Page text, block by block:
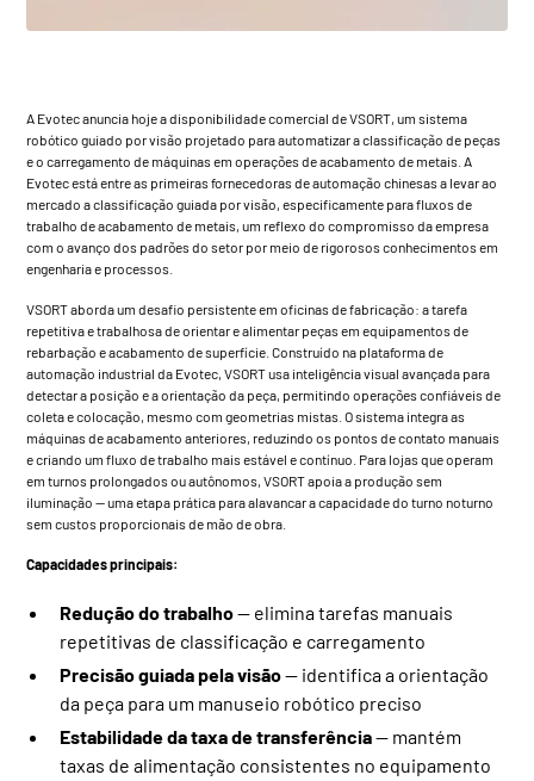
A Evotec anuncia hoje a disponibilidade comercial deVSORT, um sistema
robótico guiado por visão projetado para automatizar a classificação de peças
e o carregamento de máquinas em operações de acabamento de metais. A
Evotec está entre as primeiras fornecedoras de automação chinesas a levar ao
mercado a classificação guiada por visão, especificamente para fluxos de
trabalho de acabamento de metais, um reflexo do compromisso da empresa
com o avanço dos padrões do setor por meio de rigorosos conhecimentos em
engenharia e processos.
VSORTaborda um desafio persistente em oficinas de fabricação: a tarefa
repetitiva e trabalhosa de orientar e alimentar peças em equipamentos de
rebarbação e acabamento de superfície. Construído na plataforma de
automação industrial da Evotec,VSORTusa inteligência visual avançada para
detectar a posição e a orientação da peça, permitindo operações confiáveis de
coleta e colocação, mesmo com geometrias mistas. O sistema integra as
máquinas de acabamento anteriores, reduzindo os pontos de contato manuais
e criando um fluxo de trabalho mais estável e contínuo. Para lojas que operam
em turnos prolongados ou autônomos,VSORTapoia a produção sem
iluminação — uma etapa prática para alavancar a capacidade do turno noturno
sem custos proporcionais de mão de obra.
Capacidades principais:
Redução do trabalho— elimina tarefas manuais
repetitivas de classificação e carregamento
Precisão guiada pela visão— identifica a orientação
da peça para um manuseio robótico preciso
Estabilidade da taxa de transferência— mantém
taxas de alimentação consistentes no equipamento